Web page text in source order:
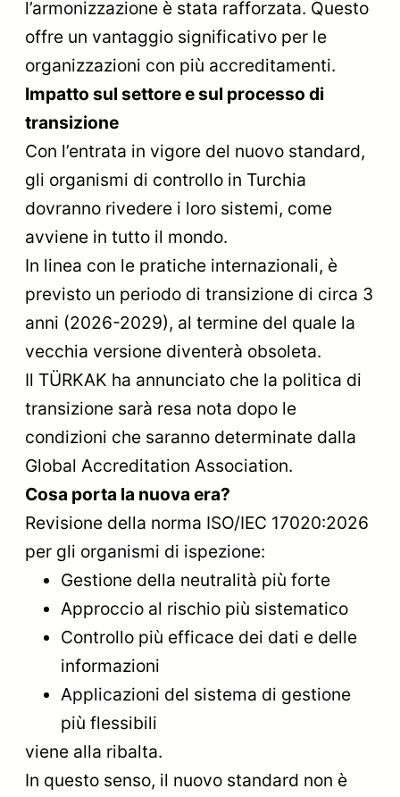
l’armonizzazione è stata rafforzata. Questo
offre un vantaggio significativo per le
organizzazioni con più accreditamenti.
Impatto sul settore e sul processo di
transizione
Con l’entrata in vigore del nuovo standard,
gli organismi di controllo in Turchia
dovranno rivedere i loro sistemi, come
avviene in tutto il mondo.
In linea con le pratiche internazionali, è
previsto un periodo di transizione di circa 3
anni (2026-2029), al termine del quale la
vecchia versione diventerà obsoleta.
Il TÜRKAK ha annunciato che la politica di
transizione sarà resa nota dopo le
condizioni che saranno determinate dalla
Global Accreditation Association.
Cosa porta la nuova era?
Revisione della norma ISO/IEC 17020:2026
per gli organismi di ispezione:
Gestione della neutralità più forte
Approccio al rischio più sistematico
Controllo più efficace dei dati e delle
informazioni
Applicazioni del sistema di gestione
più flessibili
viene alla ribalta.
In questo senso, il nuovo standard non è